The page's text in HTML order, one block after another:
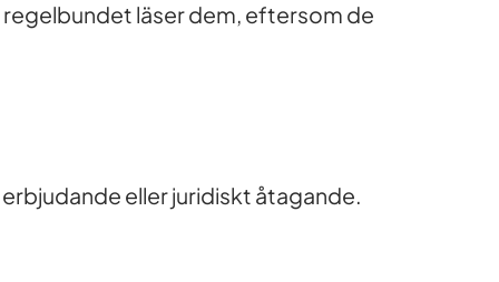
läser dem, eftersom de
eller juridiskt åtagande.